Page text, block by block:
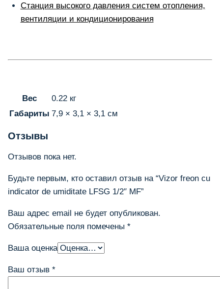
Станция высокого давления систем отопления,
вентиляции и кондиционирования
Вес
0.22 кг
Габариты 7,9 × 3,1 × 3,1 см
Отзывы
Отзывов пока нет.
Будьте первым, кто оставил отзыв на “Vizor freon cu
indicator de umiditate LFSG 1/2″ MF”
Ваш адрес email не будет опубликован.
Обязательные поля помечены *
Ваша оценка
Ваш отзыв *